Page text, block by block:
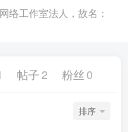
络工作室法人，故名：
帖子 2 粉丝 0
排序